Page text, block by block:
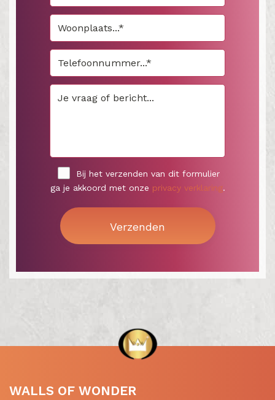
Bij het verzenden van dit formulier
ga je akkoord met onze privacy verklaring.
WALLS OF WONDER